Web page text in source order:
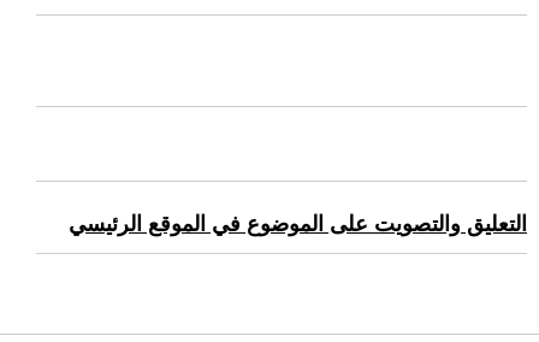
التعليق والتصويت على الموضوع في الموقع الرئيسي